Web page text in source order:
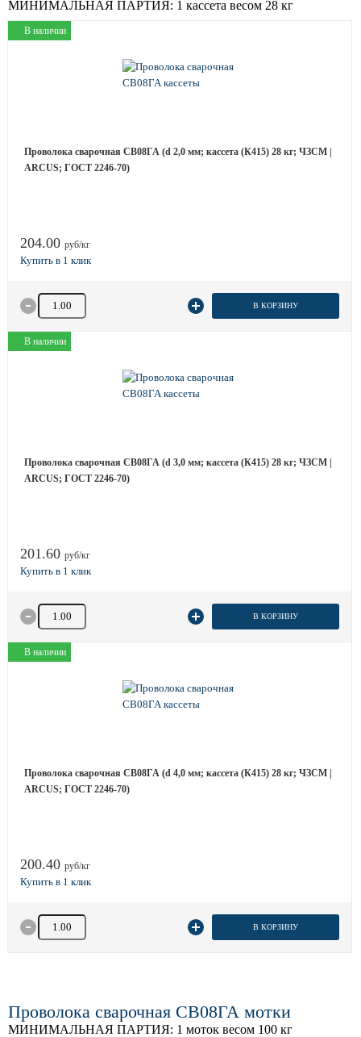
МИНИМАЛЬНАЯ ПАРТИЯ: 1 кассета весом 28 кг
В наличии
Проволока сварочная СВ08ГА (d 2,0 мм; кассета (К415) 28 кг; ЧЗСМ |
ARCUS; ГОСТ 2246-70)
204.00 руб/кг
Количество товара В КОРЗИНУ
В наличии
Проволока сварочная СВ08ГА (d 3,0 мм; кассета (К415) 28 кг; ЧЗСМ |
ARCUS; ГОСТ 2246-70)
201.60 руб/кг
Количество товара В КОРЗИНУ
В наличии
Проволока сварочная СВ08ГА (d 4,0 мм; кассета (К415) 28 кг; ЧЗСМ |
ARCUS; ГОСТ 2246-70)
200.40 руб/кг
Количество товара В КОРЗИНУ
Проволока сварочная СВ08ГА мотки
МИНИМАЛЬНАЯ ПАРТИЯ: 1 моток весом 100 кг